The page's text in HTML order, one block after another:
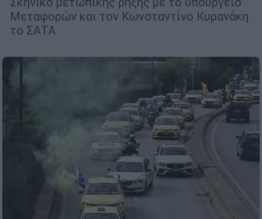
Μεταφορών και τον Κωνσταντίνο Κυρανάκη
το ΣΑΤΑ